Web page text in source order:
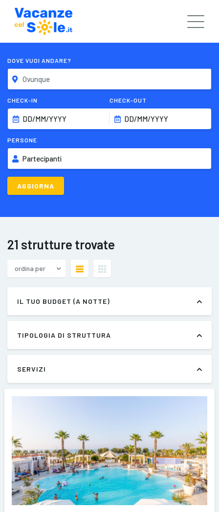
DOVE VUOI ANDARE?
CHECK-IN CHECK-OUT
DD/MM/YYYY DD/MM/YYYY
PERSONE
Partecipanti
AGGIORNA
21 strutture trovate
ordina per
IL TUO BUDGET (A NOTTE)
TIPOLOGIA DI STRUTTURA
SERVIZI